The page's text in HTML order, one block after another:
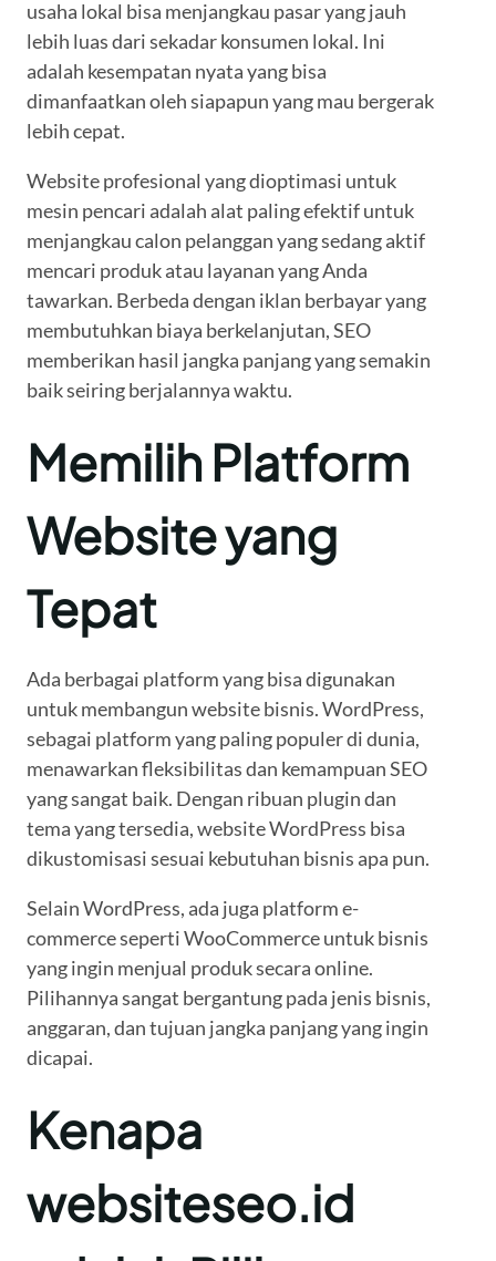
usaha lokal bisa menjangkau pasar yang jauh
lebih luas dari sekadar konsumen lokal. Ini
adalah kesempatan nyata yang bisa
dimanfaatkan oleh siapapun yang mau bergerak
lebih cepat.
Website profesional yang dioptimasi untuk
mesin pencari adalah alat paling efektif untuk
menjangkau calon pelanggan yang sedang aktif
mencari produk atau layanan yang Anda
tawarkan. Berbeda dengan iklan berbayar yang
membutuhkan biaya berkelanjutan, SEO
memberikan hasil jangka panjang yang semakin
baik seiring berjalannya waktu.
Memilih Platform
Website yang
Tepat
Ada berbagai platform yang bisa digunakan
untuk membangun website bisnis. WordPress,
sebagai platform yang paling populer di dunia,
menawarkan fleksibilitas dan kemampuan SEO
yang sangat baik. Dengan ribuan plugin dan
tema yang tersedia, website WordPress bisa
dikustomisasi sesuai kebutuhan bisnis apa pun.
Selain WordPress, ada juga platform e-
commerce seperti WooCommerce untuk bisnis
yang ingin menjual produk secara online.
Pilihannya sangat bergantung pada jenis bisnis,
anggaran, dan tujuan jangka panjang yang ingin
dicapai.
Kenapa
websiteseo.id